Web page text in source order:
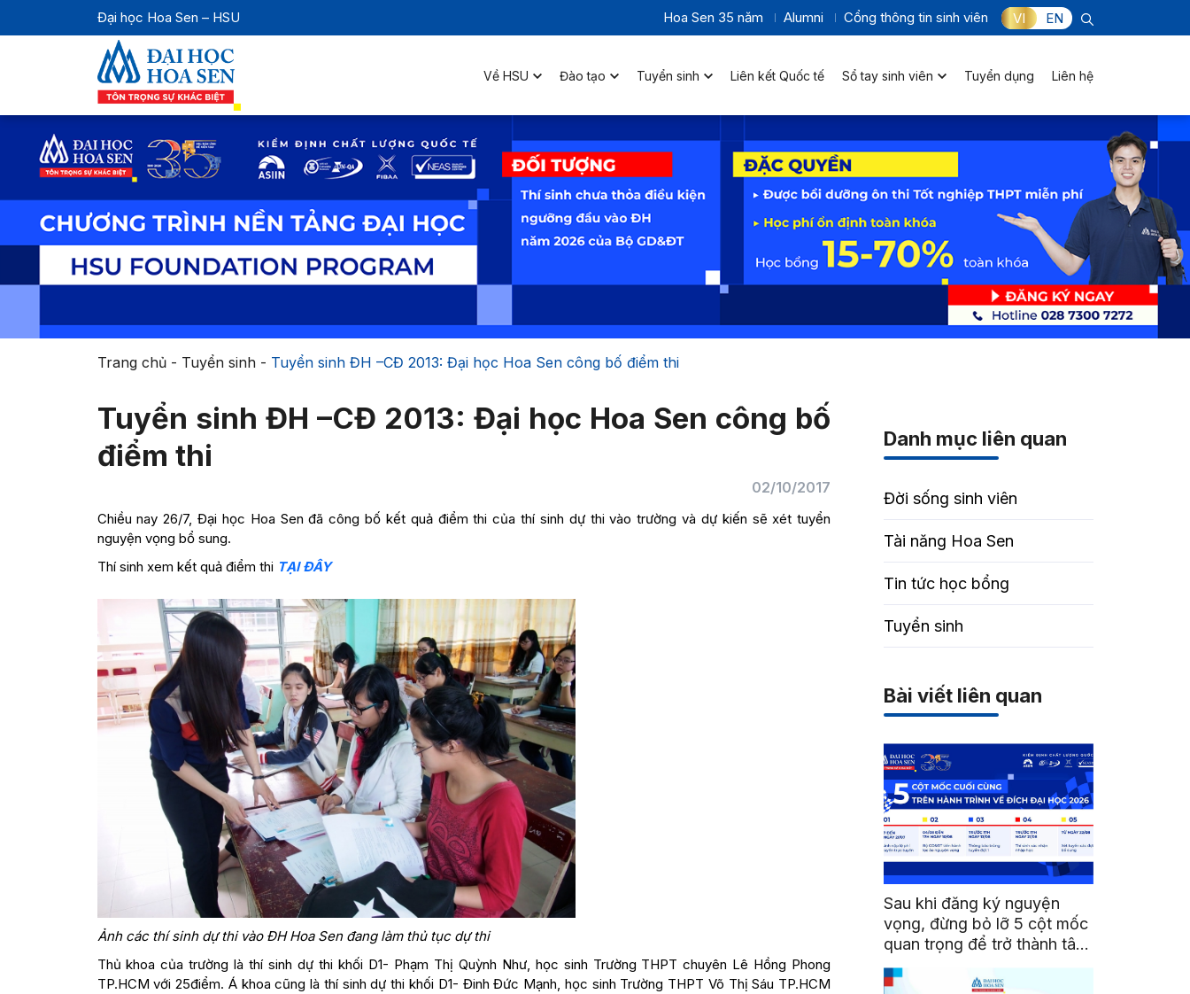
Đại học Hoa Sen – HSU Hoa Sen 35 năm Alumni Cổng thông tin sinh viên VI EN
Về HSU Đào tạo Tuyển sinh Liên kết Quốc tế Sổ tay sinh viên Tuyển dụng Liên hệ
Trang chủ- Tuyển sinh- Tuyển sinh ĐH –CĐ 2013: Đại học Hoa Sen công bố điểm thi
Tuyển sinh ĐH –CĐ 2013: Đại học Hoa Sen công bố
điểm thi
02/10/2017
Chiều nay 26/7, Đại học Hoa Sen đã công bố kết quả điểm thi của thí sinh dự thi vào trường và dự kiến sẽ xét tuyển
nguyện vọng bổ sung.
Thí sinh xem kết quả điểm thi TẠI ĐÂY
Ảnh các thí sinh dự thi vào ĐH Hoa Sen đang làm thủ tục dự thi
Thủ khoa của trường là thí sinh dự thi khối D1- Phạm Thị Quỳnh Như, học sinh Trường THPT chuyên Lê Hồng Phong
TP.HCM với 25điểm. Á khoa cũng là thí sinh dự thi khối D1- Đinh Đức Mạnh, học sinh Trường THPT Võ Thị Sáu TP.HCM
Danh mục liên quan
Đời sống sinh viên
Tài năng Hoa Sen
Tin tức học bổng
Tuyển sinh
Bài viết liên quan
Sau khi đăng ký nguyện
vọng, đừng bỏ lỡ 5 cột mốc
quan trọng để trở thành tân
sinh viên HSU